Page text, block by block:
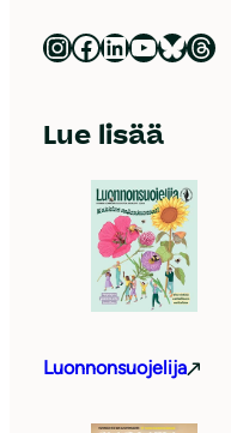
Luonnonsuojeluliitto Instagramissa Luonnonsuojeluliitto Facebookissa Luonnonsuojeluliitto LinkedInissä Luonnonsuojeluliiton YouTube-kanava Luonnonsuojeluliitto Blueskyssa Luonnonsuojeluliitto Threadsissa
Lue lisää
Luonnonsuojelija